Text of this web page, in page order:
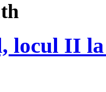
locul II